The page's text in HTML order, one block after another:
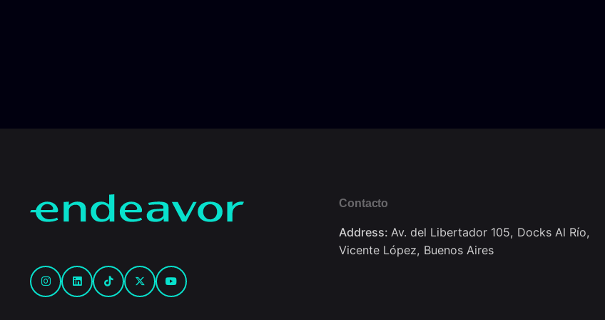
Contacto
Address:Av. del Libertador 105, Docks Al Río,
Vicente López, Buenos Aires